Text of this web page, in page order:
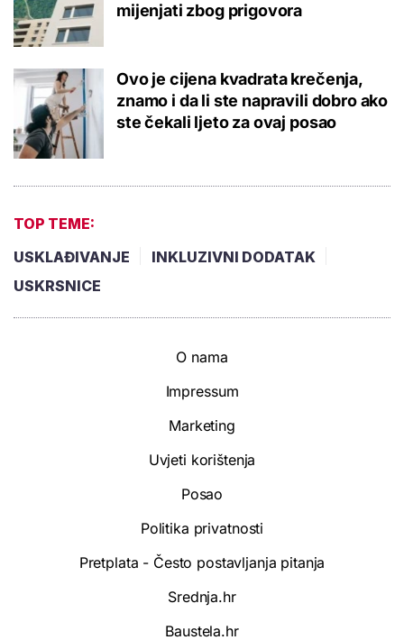
mijenjati zbog prigovora
Ovo je cijena kvadrata krečenja,
znamo i da li ste napravili dobro ako
ste čekali ljeto za ovaj posao
TOP TEME:
USKLAĐIVANJE
INKLUZIVNI DODATAK
USKRSNICE
O nama
Impressum
Marketing
Uvjeti korištenja
Posao
Politika privatnosti
Pretplata - Često postavljanja pitanja
Srednja.hr
Baustela.hr